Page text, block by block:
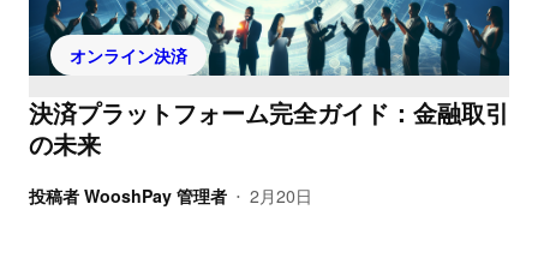
オンライン決済
決済プラットフォーム完全ガイド：金融取引
の未来
投稿者 WooshPay 管理者 • 2月20日